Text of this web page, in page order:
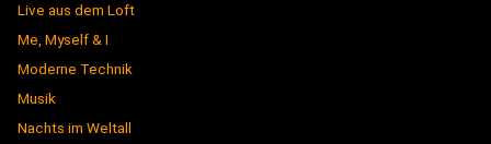
Live aus dem Loft
Me, Myself & I
Moderne Technik
Musik
Nachts im Weltall